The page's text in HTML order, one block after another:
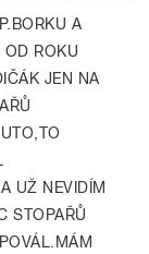
A
OD ROKU
JEN NA
UŽ NEVIDÍM
STOPAŘŮ